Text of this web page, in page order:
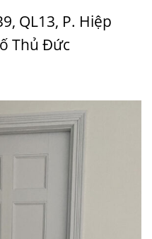
QL13, P. Hiệp
Thủ Đức